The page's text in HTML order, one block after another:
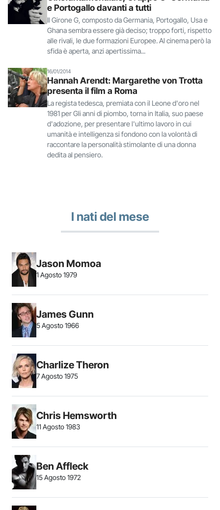
e Portogallo davanti a tutti
Il Girone G, composto da Germania, Portogallo, Usa e
Ghana sembra essere già deciso; troppo forti, rispetto
alle rivali, le due formazioni Europee. Al cinema però la
sfida è aperta, anzi apertissima...
16/01/2014
Hannah Arendt: Margarethe von Trotta
presenta il film a Roma
La regista tedesca, premiata con il Leone d'oro nel
1981 per Gli anni di piombo, torna in Italia, suo paese
d'adozione, per presentare l'ultimo lavoro in cui
umanità e intelligenza si fondono con la volontà di
raccontare la personalità stimolante di una donna
dedita al pensiero.
I nati del mese
Jason Momoa
1 Agosto 1979
James Gunn
5 Agosto 1966
Charlize Theron
7 Agosto 1975
Chris Hemsworth
11 Agosto 1983
Ben Affleck
15 Agosto 1972